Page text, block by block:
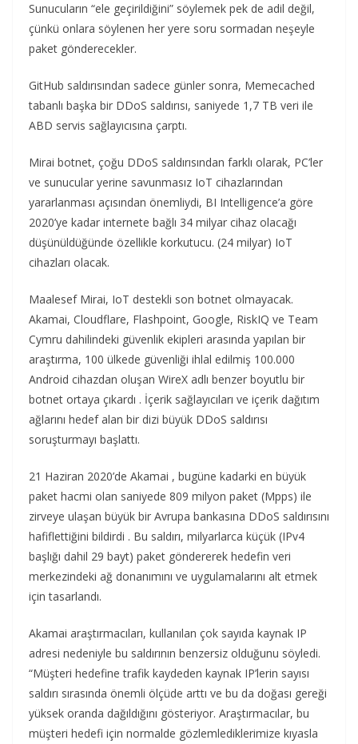
Sunucuların “ele geçirildiğini” söylemek pek de adil değil,
çünkü onlara söylenen her yere soru sormadan neşeyle
paket gönderecekler.
GitHub saldırısından sadece günler sonra, Memecached
tabanlı başka bir DDoS saldırısı, saniyede 1,7 TB veri ile
ABD servis sağlayıcısına çarptı.
Mirai botnet, çoğu DDoS saldırısından farklı olarak, PC’ler
ve sunucular yerine savunmasız IoT cihazlarından
yararlanması açısından önemliydi, BI Intelligence’a göre
2020’ye kadar internete bağlı 34 milyar cihaz olacağı
düşünüldüğünde özellikle korkutucu. (24 milyar) IoT
cihazları olacak.
Maalesef Mirai, IoT destekli son botnet olmayacak.
Akamai, Cloudflare, Flashpoint, Google, RiskIQ ve Team
Cymru dahilindeki güvenlik ekipleri arasında yapılan bir
araştırma, 100 ülkede güvenliği ihlal edilmiş 100.000
Android cihazdan oluşan WireX adlı benzer boyutlu bir
botnet ortaya çıkardı . İçerik sağlayıcıları ve içerik dağıtım
ağlarını hedef alan bir dizi büyük DDoS saldırısı
soruşturmayı başlattı.
21 Haziran 2020’de Akamai , bugüne kadarki en büyük
paket hacmi olan saniyede 809 milyon paket (Mpps) ile
zirveye ulaşan büyük bir Avrupa bankasına DDoS saldırısını
hafiflettiğini bildirdi . Bu saldırı, milyarlarca küçük (IPv4
başlığı dahil 29 bayt) paket göndererek hedefin veri
merkezindeki ağ donanımını ve uygulamalarını alt etmek
için tasarlandı.
Akamai araştırmacıları, kullanılan çok sayıda kaynak IP
adresi nedeniyle bu saldırının benzersiz olduğunu söyledi.
“Müşteri hedefine trafik kaydeden kaynak IP’lerin sayısı
saldırı sırasında önemli ölçüde arttı ve bu da doğası gereği
yüksek oranda dağıldığını gösteriyor. Araştırmacılar, bu
müşteri hedefi için normalde gözlemlediklerimize kıyasla